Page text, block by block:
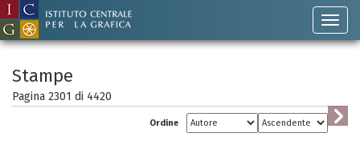
Stampe
Pagina 2301 di 4420
Ordine